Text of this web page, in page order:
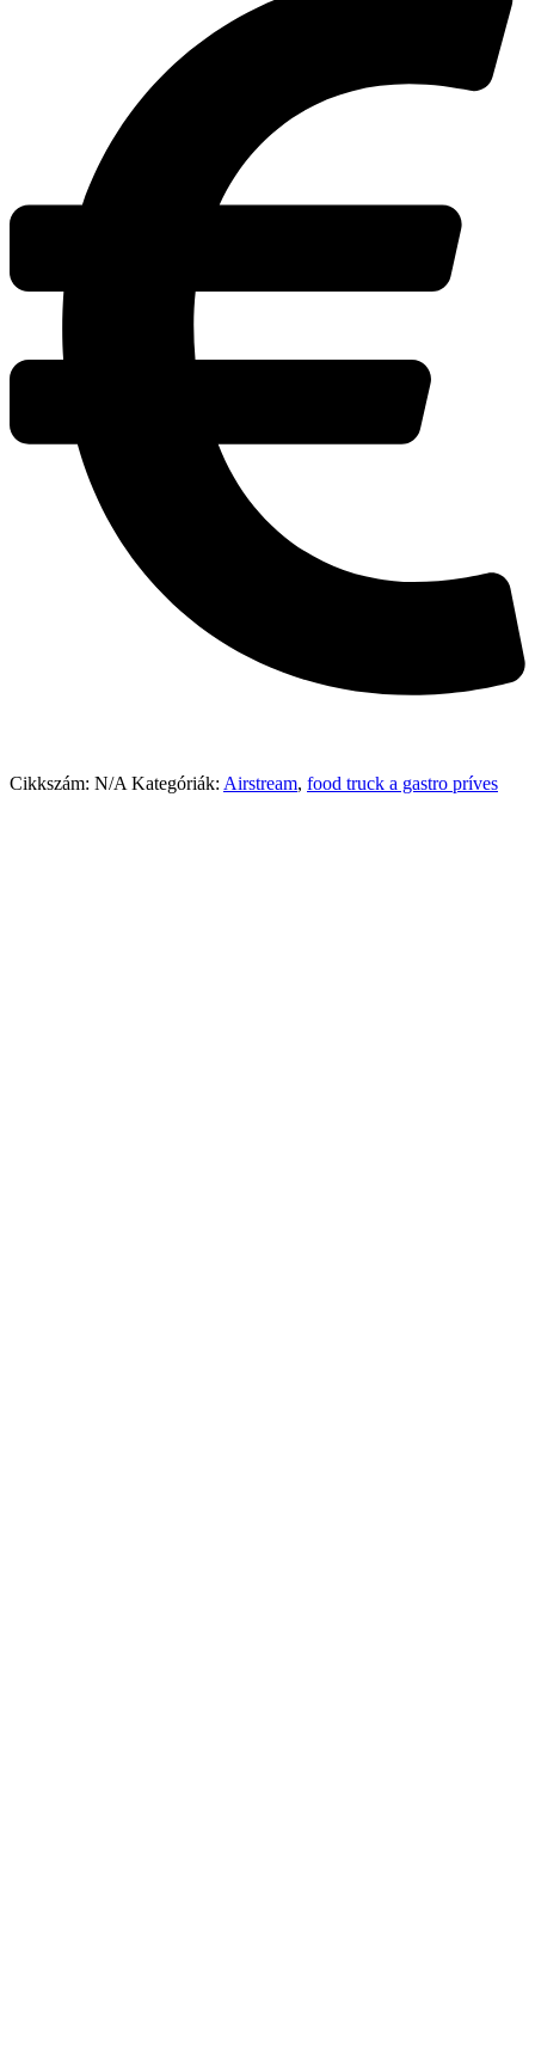
Cikkszám: N/A Kategóriák: Airstream, food truck a gastro príves